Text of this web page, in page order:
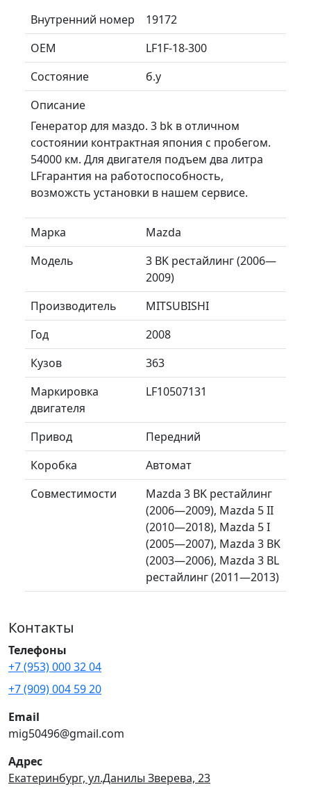
Внутренний номер
19172
ОЕМ
LF1F-18-300
Состояние
б.у
Описание
Генератор для маздо. 3 bk в отличном
состоянии контрактная япония с пробегом.
54000 км. Для двигателя подъем два литра
LFгарантия на работоспособность,
возможсть установки в нашем сервисе.
Марка
Mazda
Модель
3 BK рестайлинг (2006—
2009)
Производитель
MITSUBISHI
Год
2008
Кузов
363
Маркировка
двигателя
LF10507131
Привод
Передний
Коробка
Автомат
Совместимости
Mazda 3 BK рестайлинг
(2006—2009), Mazda 5 II
(2010—2018), Mazda 5 I
(2005—2007), Mazda 3 BK
(2003—2006), Mazda 3 BL
рестайлинг (2011—2013)
Контакты
Телефоны
+7 (953) 000 32 04
+7 (909) 004 59 20
Email
mig50496@gmail.com
Адрес
Екатеринбург, ул.Данилы Зверева, 23